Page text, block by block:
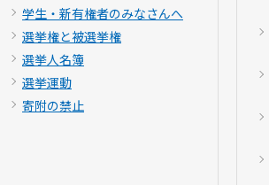
学生・新有権者のみなさんへ
選挙権と被選挙権
選挙人名簿
選挙運動
寄附の禁止